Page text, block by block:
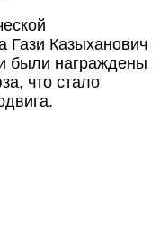
Гази Казыханович
были награждены
что стало